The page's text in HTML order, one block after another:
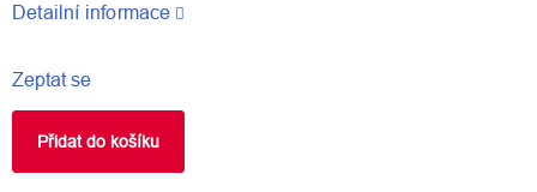
Přidat do košíku
Detailní informace
Zeptat se